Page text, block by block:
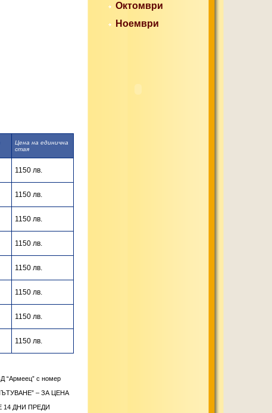
Цена на единична
стая
1150 лв.
1150 лв.
1150 лв.
1150 лв.
1150 лв.
1150 лв.
1150 лв.
1150 лв.
“Армеец” с номер
– ЗА ЦЕНА
ДНИ ПРЕДИ
Октомври
Ноември